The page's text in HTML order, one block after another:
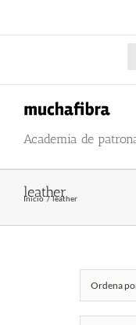
al
Academia de
leather
Inicio leather
Ordena